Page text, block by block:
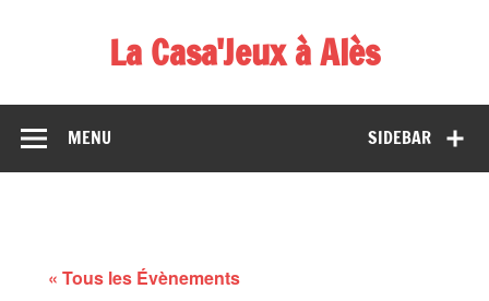
La Casa'Jeux à Alès
démos et de tournois
SIDEBAR
MENU
« Tous les Évènements